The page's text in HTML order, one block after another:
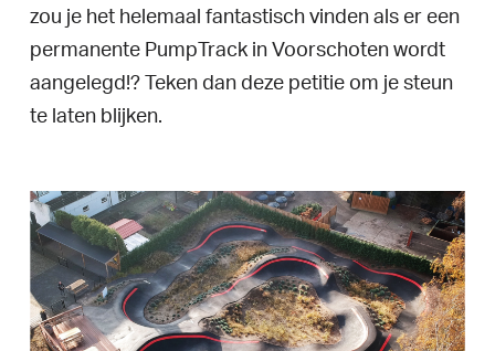
zou je het helemaal fantastisch vinden als er een
permanente PumpTrack in Voorschoten wordt
aangelegd!? Teken dan deze petitie om je steun
te laten blijken.